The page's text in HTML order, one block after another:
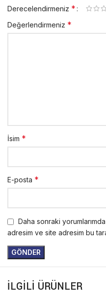
Derecelendirmeniz *
Değerlendirmeniz *
İsim *
E-posta *
Daha sonraki
adresim ve site adresim bu
İLGILI ÜRÜNLER